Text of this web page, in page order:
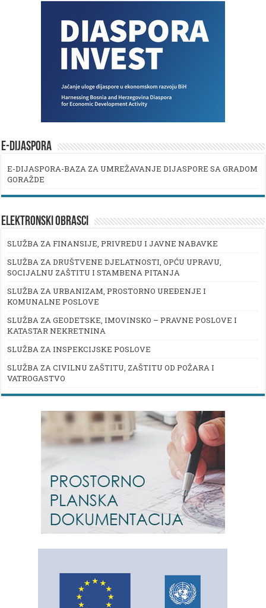
E-DIJASPORA
E-DIJASPORA-BAZA ZA UMREŽAVANJE DIJASPORE SA GRADOM
GORAŽDE
ELEKTRONSKI OBRASCI
SLUŽBA ZA FINANSIJE, PRIVREDU I JAVNE NABAVKE
SLUŽBA ZA DRUŠTVENE DJELATNOSTI, OPĆU UPRAVU,
SOCIJALNU ZAŠTITU I STAMBENA PITANJA
SLUŽBA ZA URBANIZAM, PROSTORNO UREĐENJE I
KOMUNALNE POSLOVE
SLUŽBA ZA GEODETSKE, IMOVINSKO – PRAVNE POSLOVE I
KATASTAR NEKRETNINA
SLUŽBA ZA INSPEKCIJSKE POSLOVE
SLUŽBA ZA CIVILNU ZAŠTITU, ZAŠTITU OD POŽARA I
VATROGASTVO